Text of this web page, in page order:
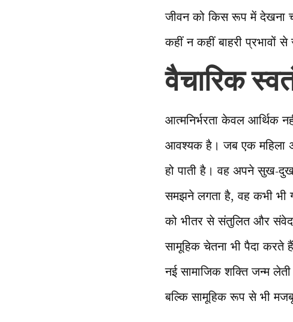
जीवन को किस रूप में देखना
कहीं न कहीं बाहरी प्रभावों से
वैचारिक
आत्मनिर्भरता केवल आर्थिक
आवश्यक है। जब एक महिला
हो पाती है। वह अपने सुख-
समझने लगता है, वह कभी भी
को भीतर से संतुलित और
सामूहिक चेतना भी पैदा
नई सामाजिक शक्ति जन्म
बल्कि सामूहिक रूप से भी